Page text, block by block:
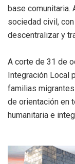
base comunitaria.
sociedad civil,
descentralizar y
A corte de 31 de
Integración Local
familias
de orientación en
humanitaria e